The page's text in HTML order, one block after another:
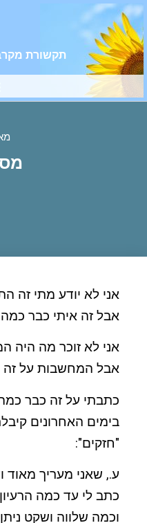
תקשורת
אני לא יודע מתי זה
אבל זה איתי כבר
אני לא זוכר מה היה
אבל המחשבות על זה
כתבתי על זה כבר
בימים האחרונים
"חזקים":
ע., שאני מעריך
כתב לי עד כמה
וכמה שלווה ושקט